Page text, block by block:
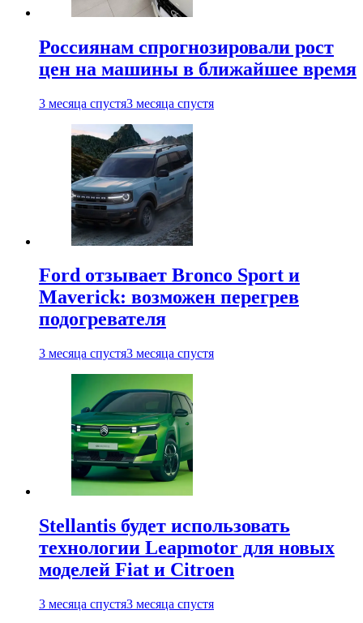
Россиянам спрогнозировали рост
цен на машины в ближайшее время
3 месяца спустя3 месяца спустя
Ford отзывает Bronco Sport и
Maverick: возможен перегрев
подогревателя
3 месяца спустя3 месяца спустя
Stellantis будет использовать
технологии Leapmotor для новых
моделей Fiat и Citroen
3 месяца спустя3 месяца спустя